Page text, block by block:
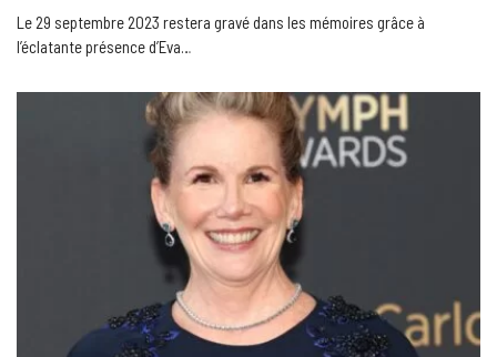
Le 29 septembre 2023 restera gravé dans les mémoires grâce à
l’éclatante présence d’Eva…